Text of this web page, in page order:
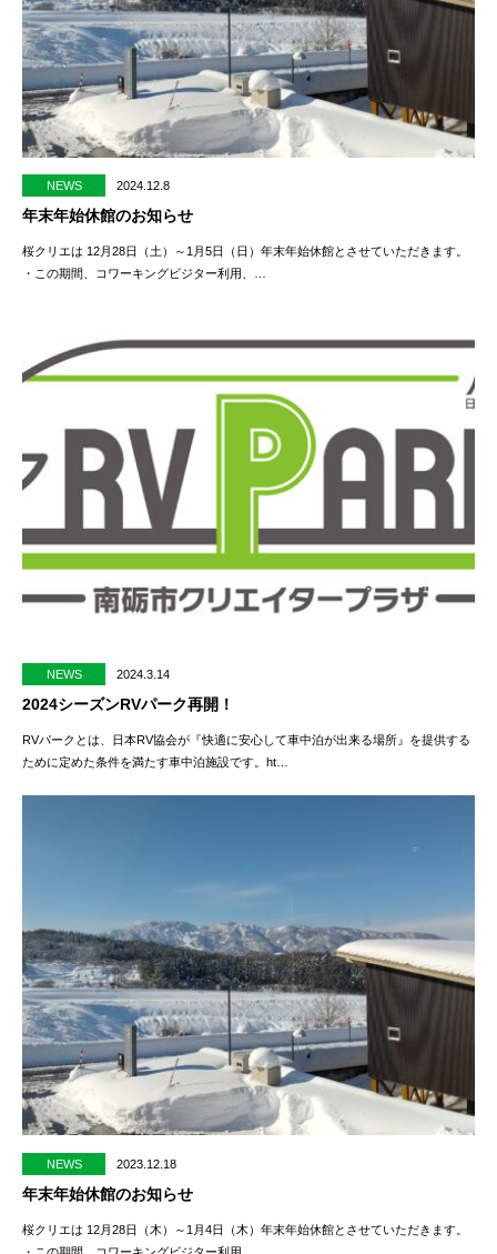
NEWS 2024.12.8
年末年始休館のお知らせ
桜クリエは 12月28日（土）～1月5日（日）年末年始休館とさせていただきます。
・この期間、コワーキングビジター利用、…
NEWS 2024.3.14
2024シーズンRVパーク再開！
RVパークとは、日本RV協会が『快適に安心して車中泊が出来る場所』を提供する
ために定めた条件を満たす車中泊施設です。ht…
NEWS 2023.12.18
年末年始休館のお知らせ
桜クリエは 12月28日（木）～1月4日（木）年末年始休館とさせていただきます。